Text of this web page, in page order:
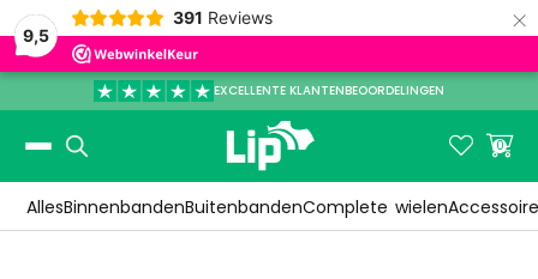
9,5
391 Reviews ×
EXCELLENTE KLANTENBEOORDELINGEN
Slide 3 of 3.
 
0
AllesBinnenbandenBuitenbandenComplete wielen